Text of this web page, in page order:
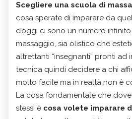
Scegliere una scuola di
cosa sperate di imparare da
d’oggi ci sono un numero
massaggio, sia olistico che
altrettanti “insegnanti” pronti ad
tecnica quindi decidere a chi
molto facile ma in realtà non è
La cosa fondamentale che
stessi è cosa volete imparare